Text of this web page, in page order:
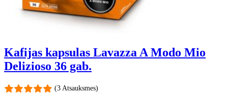
Kafijas kapsulas Lavazza A Modo Mio
Delizioso 36 gab.
(3 Atsauksmes)